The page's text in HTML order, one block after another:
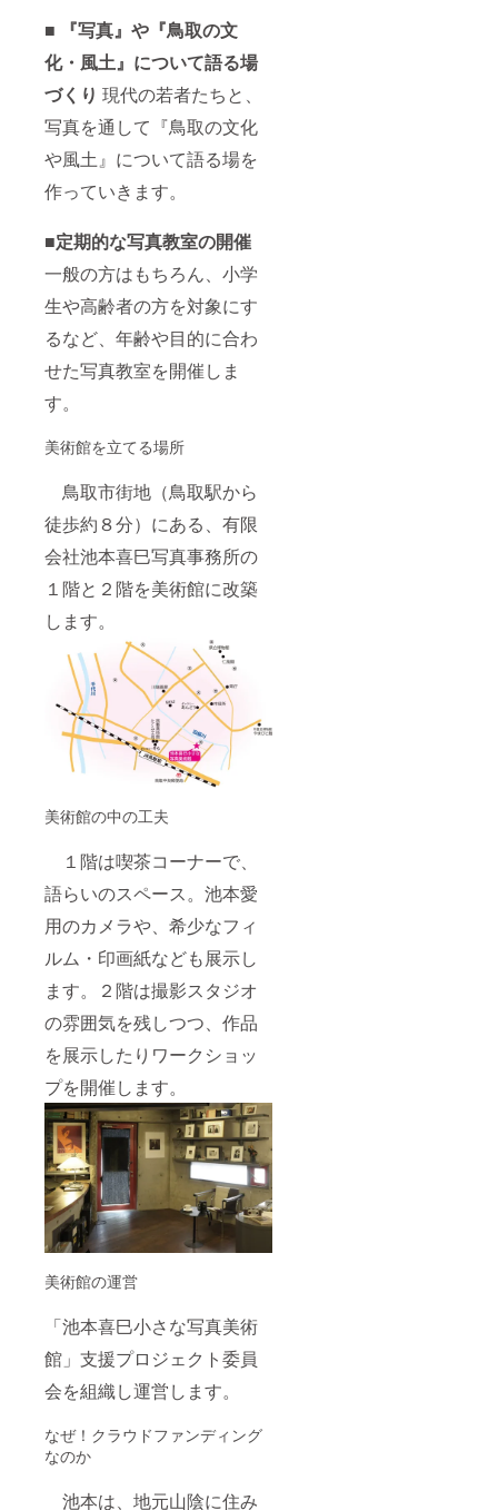
■ 『写真』や『鳥取の文
化・風土』について語る場
づくり 現代の若者たちと、
写真を通して『鳥取の文化
や風土』について語る場を
作っていきます。
■定期的な写真教室の開催
一般の方はもちろん、小学
生や高齢者の方を対象にす
るなど、年齢や目的に合わ
せた写真教室を開催しま
す。
美術館を立てる場所
鳥取市街地（鳥取駅から
徒歩約８分）にある、有限
会社池本喜巳写真事務所の
１階と２階を美術館に改築
します。
美術館の中の工夫
１階は喫茶コーナーで、
語らいのスペース。池本愛
用のカメラや、希少なフィ
ルム・印画紙なども展示し
ます。２階は撮影スタジオ
の雰囲気を残しつつ、作品
を展示したりワークショッ
プを開催します。
美術館の運営
「池本喜巳小さな写真美術
館」支援プロジェクト委員
会を組織し運営します。
なぜ！クラウドファンディング
なのか
池本は、地元山陰に住み